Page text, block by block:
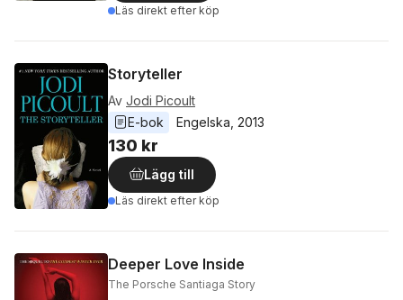
Läs direkt efter köp
Storyteller
Av Jodi Picoult
E-bok
Engelska 2013
130 kr
Lägg till
Läs direkt efter köp
Deeper Love Inside
The Porsche Santiaga Story